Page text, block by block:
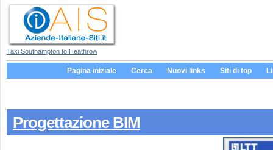
Taxi Southampton to Heathrow
Pagina iniziale Cerca Nuovi links Siti di top
Progettazione BIM